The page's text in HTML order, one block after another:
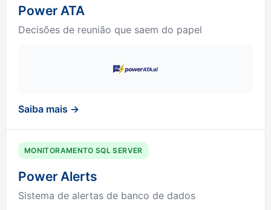
Power ATA
Decisões de reunião que saem do papel
Saiba mais →
MONITORAMENTO SQL SERVER
Power Alerts
Sistema de alertas de banco de dados